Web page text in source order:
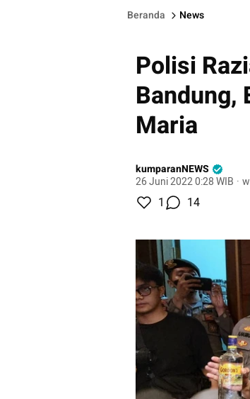
Beranda News
Polisi
Bandung,
Maria
kumparanNEWS
26 Juni 2022 0:28 WIB ·
1 14